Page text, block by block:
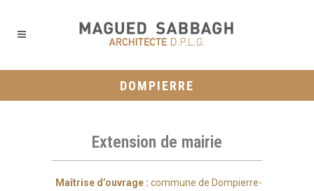
DOMPIERRE
Extension de mairie
Maîtrise d’ouvrage : commune de Dompierre-